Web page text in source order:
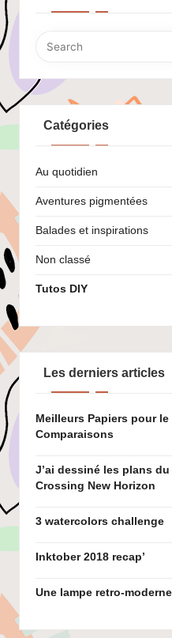
Catégories
Au quotidien
Aventures pigmentées
Balades et inspirations
Non classé
Tutos DIY
Les derniers articles
Meilleurs Papiers pour
Comparaisons
J’ai dessiné les plans du
Crossing New Horizon
3 watercolors challenge
Inktober 2018 recap’
Une lampe retro-moderne